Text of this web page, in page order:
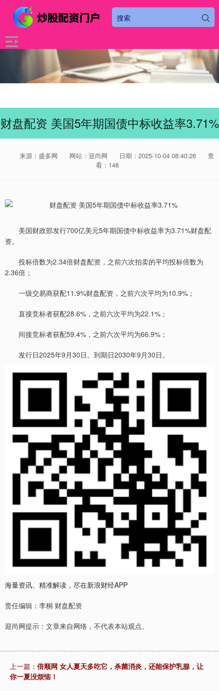
财盘配资 美国5年期国债中标收益率3.71%
来源：盛多网 网站：迎尚网 日期：2025-10-04 08:40:26
查
看：148
美国财政部发行700亿美元5年期国债中标收益率为3.71%财盘配
资。
投标倍数为2.34倍财盘配资，之前六次拍卖的平均投标倍数为
2.36倍；
一级交易商获配11.9%财盘配资，之前六次平均为10.9%；
直接竞标者获配28.6%，之前六次平均为22.1%；
间接竞标者获配59.4%，之前六次平均为66.9%；
发行日2025年9月30日。到期日2030年9月30日。
海量资讯、精准解读，尽在新浪财经APP
责任编辑：李桐 财盘配资
迎尚网提示：文章来自网络，不代表本站观点。
上一篇： 倍顺网 女人夏天多吃它，杀菌消炎，还能保护乳腺，让
你一夏没烦恼！